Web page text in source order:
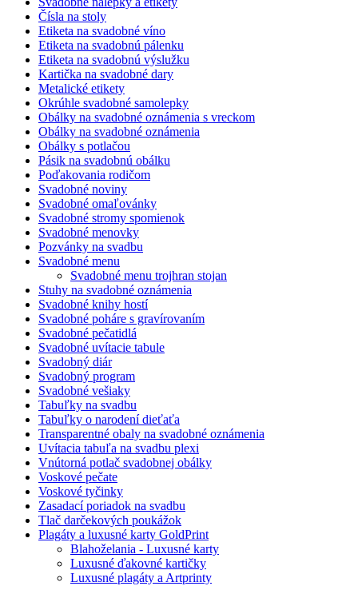
Čísla na stoly
Etiketa na svadobné víno
Etiketa na svadobnú pálenku
Etiketa na svadobnú výslužku
Kartička na svadobné dary
Metalické etikety
Okrúhle svadobné samolepky
Obálky na svadobné oznámenia s vreckom
Obálky na svadobné oznámenia
Obálky s potlačou
Pásik na svadobnú obálku
Poďakovania rodičom
Svadobné noviny
Svadobné omaľovánky
Svadobné stromy spomienok
Svadobné menovky
Pozvánky na svadbu
Svadobné menu
Svadobné menu trojhran stojan
Stuhy na svadobné oznámenia
Svadobné knihy hostí
Svadobné poháre s gravírovaním
Svadobné pečatidlá
Svadobné uvítacie tabule
Svadobný diár
Svadobný program
Svadobné vešiaky
Tabuľky na svadbu
Tabuľky o narodení dieťaťa
Transparentné obaly na svadobné oznámenia
Uvítacia tabuľa na svadbu plexi
Vnútorná potlač svadobnej obálky
Voskové pečate
Voskové tyčinky
Zasadací poriadok na svadbu
Tlač darčekových poukážok
Plagáty a luxusné karty GoldPrint
Blahoželania - Luxusné karty
Luxusné ďakovné kartičky
Luxusné plagáty a Artprinty